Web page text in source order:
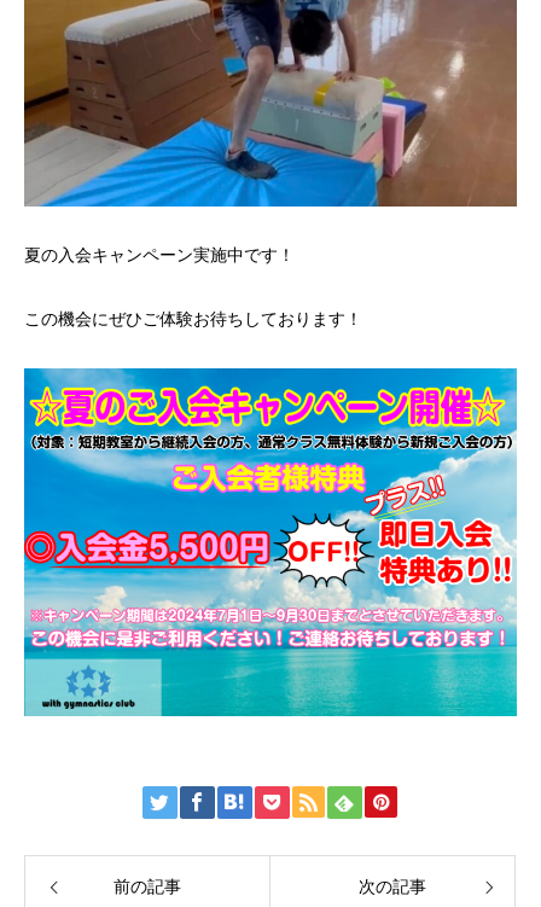
夏の入会キャンペーン実施中です！
この機会にぜひご体験お待ちしております！
前の記事 次の記事